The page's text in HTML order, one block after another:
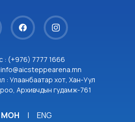
: (+976) 7777 1666
: Улаанбаатар хот, Хан-Уул
Архивчдын гудамж-761
МОН | ENG